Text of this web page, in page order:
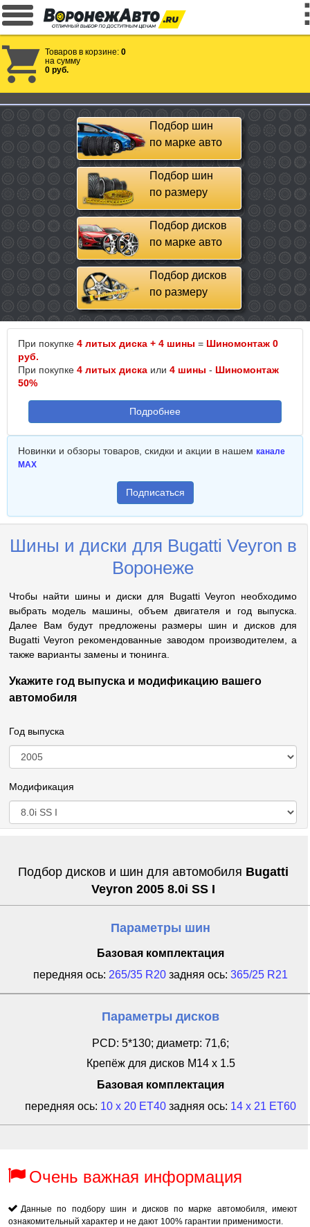
Товаров в корзине: 0
на сумму
0 руб.
Подбор шин
по марке авто
Подбор шин
по размеру
Подбор дисков
по марке авто
Подбор дисков
по размеру
При покупке 4 литых диска + 4 шины = Шиномонтаж 0
руб.
При покупке 4 литых диска или 4 шины - Шиномонтаж
50%
Подробнее
Новинки и обзоры товаров, скидки и акции в нашем канале
MAX
Подписаться
Шины и диски для Bugatti Veyron в
Воронеже
Чтобы найти шины и диски для Bugatti Veyron необходимо
выбрать модель машины, объем двигателя и год выпуска.
Далее Вам будут предложены размеры шин и дисков для
Bugatti Veyron рекомендованные заводом производителем, а
также варианты замены и тюнинга.
Укажите год выпуска и модификацию вашего
автомобиля
Год выпуска
Модификация
Подбор дисков и шин для автомобиля Bugatti
Veyron 2005 8.0i SS I
Параметры шин
Базовая комплектация
передняя ось: 265/35 R20 задняя ось: 365/25 R21
Параметры дисков
PCD: 5*130; диаметр: 71,6;
Крепёж для дисков M14 x 1.5
Базовая комплектация
передняя ось: 10 x 20 ET40 задняя ось: 14 x 21 ET60
Очень важная информация
Данные по подбору шин и дисков по марке автомобиля, имеют
ознакомительный характер и не дают 100% гарантии применимости.